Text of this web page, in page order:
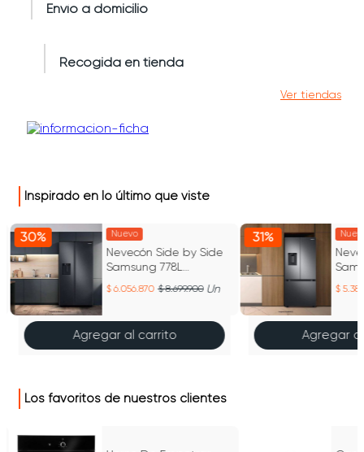
Envío a domicilio
Recogida en tienda
Ver tiendas
Inspirado en lo último que viste
30% Nuevo
Nevecón Side by Side
Samsung 778L
SpaceMax Black Caviar
6.056.870 8.699.900 Un
Agregar al carrito
31%
Agregar
Los favoritos de nuestros clientes